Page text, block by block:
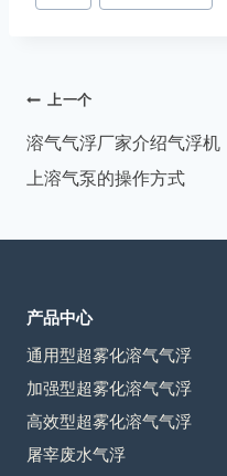
章
文
章
导
上一个
溶气气浮厂家介绍气浮机
上溶气泵的操作方式
产品中心
通用型超雾化溶气气浮
加强型超雾化溶气气浮
高效型超雾化溶气气浮
屠宰废水气浮